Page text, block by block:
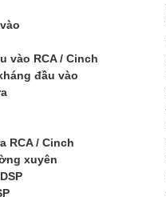
vào RCA / Cinch
đầu vào
RCA / Cinch
xuyên